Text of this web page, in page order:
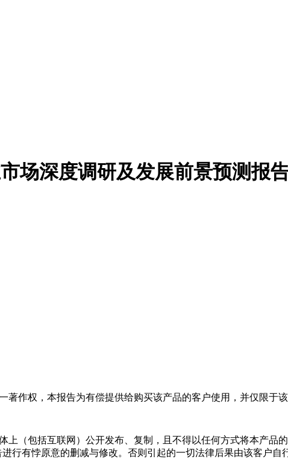
场深度调研及发展前景预测报
作权，本报告为有偿提供给购买该产品的客户使用，并仅限于
（包括互联网）公开发布、复制，且不得以任何方式将本产品
行有悖原意的删减与修改。否则引起的一切法律后果由该客户自